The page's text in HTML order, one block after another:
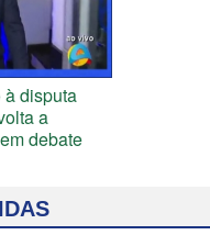
à disputa
a
debate